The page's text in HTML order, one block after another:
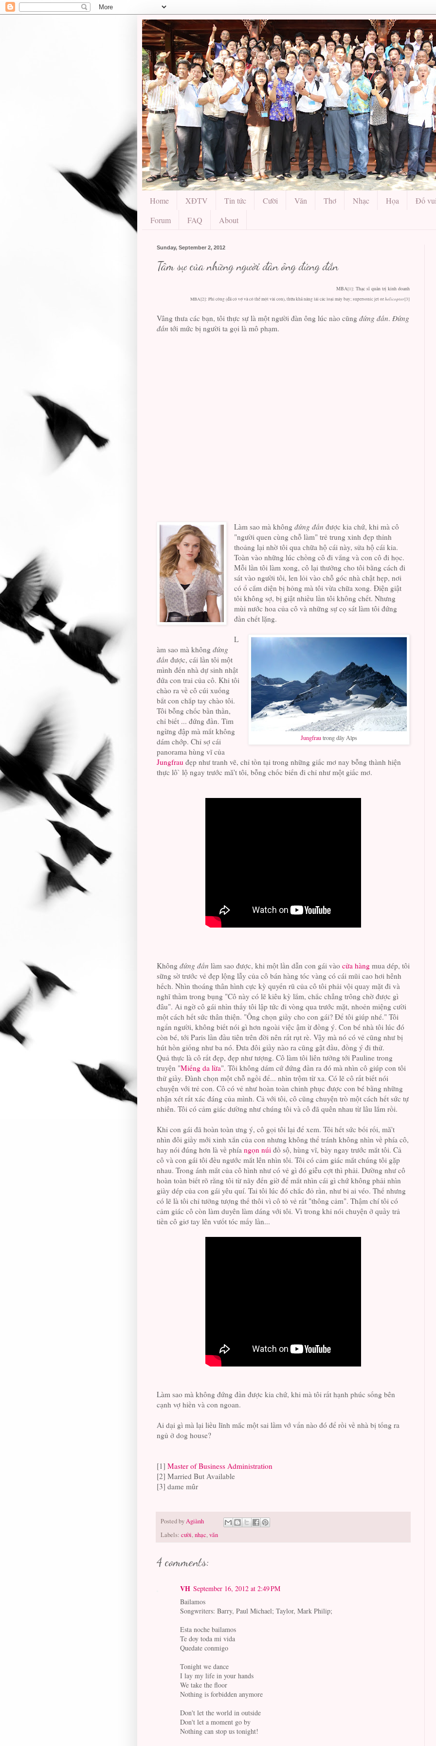
Home XĐTV Tin tức Cười Văn Thơ Nhạc Họa Đố vui
Forum
FAQ About
Sunday, September 2, 2012
Tâm sự của những người đàn ông đứng đắn
MBA[1]: Thạc sĩ quản trị kinh doanh
MBA[2]: Phi công (đã có vợ và có thể một vài con), thừa khả năng lái các loại máy bay; supersonic jet orhelicopter[3]
Vâng thưa các bạn, tôi thực sự là một người đàn ông lúc nào cũng đứng đần. Đứng
đần tới mức bị người ta gọi là mô phạm.
Làm sao mà khôngđứng đần được kia chứ, khi mà cô
"người quen cùng chỗ làm" trẻ trung xinh đẹp thỉnh
thoảng lại nhờ tôi qua chữa hộ cái này, sửa hộ cái kia.
Toàn vào những lúc chồng cô đi vắng và con cô đi học.
Mỗi lần tôi làm xong, cô lại thưởng cho tôi bằng cách đi
sát vào người tôi, len lỏi vào chỗ góc nhà chật hẹp, nơi
có ổ cắm diện bị hỏng mà tôi vừa chữa xong. Điện giật
tôi không sợ, bị giật nhiều lần tôi không chết. Nhưng
mùi nước hoa của cô và những sự cọ sát làm tôi đứng
đần chết lặng.
Jungfrautrong dãy Alps
L
àm sao mà không đứng
đần được, cái lần tôi một
mình đến nhà dự sinh nhật
đứa con trai của cô. Khi tôi
chào ra về cô cúi xuống
bắt con chắp tay chào tôi.
Tôi bỗng chốc bần thần,
chỉ biết ... đứng đần. Tim
ngừng đập mà mắt không
dám chớp. Chỉ sợ cái
panorama hùng vĩ của
Jungfrau đẹp như tranh vẽ, chỉ tồn tại trong những giấc mơ nay bỗng thành hiện
thực lô` lộ ngay trước mă't tôi, bỗng chốc biến đi chỉ như một giấc mơ.
Không đứng đần làm sao được, khi một lần dẫn con gái vào cửa hàng mua dép, tôi
sững sờ trước vẻ đẹp lộng lẫy của cô bán hàng tóc vàng có cái mũi cao hơi hênh
hếch. Nhìn thoáng thân hình cực kỳ quyến rũ của cô tôi phải vội quay mặt đi và
nghĩ thầm trong bụng "Cô này có lẽ kiêu kỳ lắm, chắc chẳng trông chờ được gì
đâu". Ai ngờ cô gái nhìn thấy tôi lập tức đi vòng qua trước mặt, nhoẻn miệng cười
một cách hết sức thân thiện. "Ông chọn giầy cho con gái? Để tôi giúp nhé." Tôi
ngẩn người, không biết nói gì hơn ngoài việc ậm ừ đồng ý. Con bé nhà tôi lúc đó
còn bé, tới Paris lần đầu tiên trên đời nên rất rụt rè. Vậy mà nó có vẻ cũng như bị
hút hồn giống như ba nó. Đưa đôi giầy nào ra cũng gật đầu, đồng ý đi thử.
Quả thực là cô rất đẹp, đẹp như tượng. Cô làm tôi liên tưởng tới Pauline trong
truyện "Miếng da lừa". Tôi không dám cứ đứng đần ra đó mà nhìn cô giúp con tôi
thử giầy. Đành chọn một chỗ ngồi để... nhìn trộm từ xa. Có lẽ cô rất biết nói
chuyện với trẻ con. Cô có vẻ như hoàn toàn chinh phục được con bé bằng những
nhận xét rất xác đáng của mình. Cả với tôi, cô cũng chuyện trò một cách hết sức tự
nhiên. Tôi có cảm giác dường như chúng tôi và cô đã quên nhau từ lâu lắm rồi.
Khi con gái đã hoàn toàn ưng ý, cô gọi tôi lại để xem. Tôi hết sức bối rối, mă't
nhìn đôi giầy mới xinh xắn của con nhưng không thể tránh không nhìn về phía cô,
hay nói đúng hơn là về phía ngọn núi đồ sộ, hùng vĩ, bày ngay trước mắt tôi. Cả
cô và con gái tôi đều ngước mắt lên nhìn tôi. Tôi có cảm giác mắt chúng tôi gặp
nhau. Trong ánh mắt của cô hình như có vẻ gì đó giễu cợt thì phải. Dường như cô
hoàn toàn biết rõ rằng tôi từ nãy đến giờ để mắt nhìn cái gì chứ không phải nhìn
giày dép của con gái yêu quí. Tai tôi lúc đó chắc đỏ rần, như bi ai véo. Thế nhưng
có lẽ là tôi chỉ tưởng tượng thế thôi vì cô tỏ vẻ rất "thông cảm". Thậm chí tôi có
cảm giác cô còn làm duyên làm dáng với tôi. Vì trong khi nói chuyện ở quầy trả
tiền cô giơ tay lên vưốt tóc mấy lần...
Làm sao mà không đứng đần được kia chứ, khi mà tôi rất hạnh phúc sống bên
cạnh vợ hiền và con ngoan.
Ai dại gì mà lại liều lĩnh mắc một sai lầm vớ vẩn nào đó để rồi về nhà bị tống ra
ngủ ở dog house?
[1] Master of Business Administration
[2] Married But Available
[3] dame mûr
Posted byAgiành
Labels: cười,nhạc,văn
4 comments:
VH September 16, 2012 at 2:49 PM
Bailamos
Songwriters: Barry, Paul Michael; Taylor, Mark Philip;
Esta noche bailamos
Te doy toda mi vida
Quedate conmigo
Tonight we dance
I lay my life in your hands
We take the floor
Nothing is forbidden anymore
Don't let the world in outside
Don't let a moment go by
Nothing can stop us tonight!